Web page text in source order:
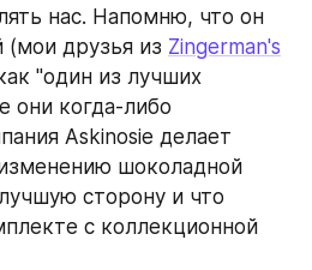
нас. Напомню, что он
(мои друзья из Zingerman's
"один из лучших
они когда-либо
Askinosie делает
шоколадной
сторону и что
с коллекционной